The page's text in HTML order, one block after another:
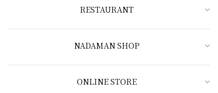
RESTAURANT
NADAMAN SHOP
ONLINE STORE